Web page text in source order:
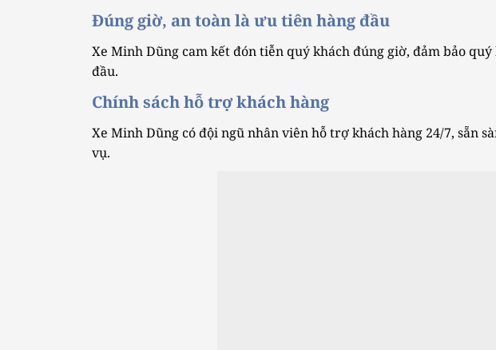
Đúng giờ, an toàn là ưu tiên hàng đầu
Xe Minh Dũng cam kết đón tiễn quý khách đúng giờ, đảm bảo
đầu.
Chính sách hỗ trợ khách hàng
Xe Minh Dũng có đội ngũ nhân viên hỗ trợ khách hàng 24/7, sẵn
vụ.